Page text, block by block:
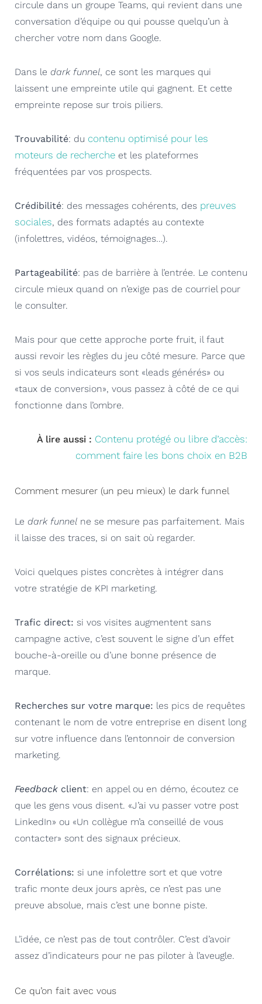
circule dans un groupe Teams, qui revient dans une
conversation d’équipe ou qui pousse quelqu’un à
chercher votre nom dans Google.
Dans le dark funnel, ce sont les marques qui
laissent une empreinte utile qui gagnent. Et cette
empreinte repose sur trois piliers.
Trouvabilité: du contenu optimisé pour les
moteurs de recherche et les plateformes
fréquentées par vos prospects.
Crédibilité: des messages cohérents, des preuves
sociales, des formats adaptés au contexte
(infolettres, vidéos, témoignages…).
Partageabilité: pas de barrière à l’entrée. Le contenu
circule mieux quand on n’exige pas de courriel pour
le consulter.
Mais pour que cette approche porte fruit, il faut
aussi revoir les règles du jeu côté mesure. Parce que
si vos seuls indicateurs sont «leads générés» ou
«taux de conversion», vous passez à côté de ce qui
fonctionne dans l’ombre.
À lire aussi : Contenu protégé ou libre d’accès:
comment faire les bons choix en B2B
Comment mesurer (un peu mieux) le dark funnel
Le dark funnel ne se mesure pas parfaitement. Mais
il laisse des traces, si on sait où regarder.
Voici quelques pistes concrètes à intégrer dans
votre stratégie de KPI marketing.
Trafic direct: si vos visites augmentent sans
campagne active, c’est souvent le signe d’un effet
bouche-à-oreille ou d’une bonne présence de
marque.
Recherches sur votre marque: les pics de requêtes
contenant le nom de votre entreprise en disent long
sur votre influence dans l’entonnoir de conversion
marketing.
Feedback client: en appel ou en démo, écoutez ce
que les gens vous disent. «J’ai vu passer votre post
LinkedIn» ou «Un collègue m’a conseillé de vous
contacter» sont des signaux précieux.
Corrélations: si une infolettre sort et que votre
trafic monte deux jours après, ce n’est pas une
preuve absolue, mais c’est une bonne piste.
L’idée, ce n’est pas de tout contrôler. C’est d’avoir
assez d’indicateurs pour ne pas piloter à l’aveugle.
Ce qu’on fait avec vous